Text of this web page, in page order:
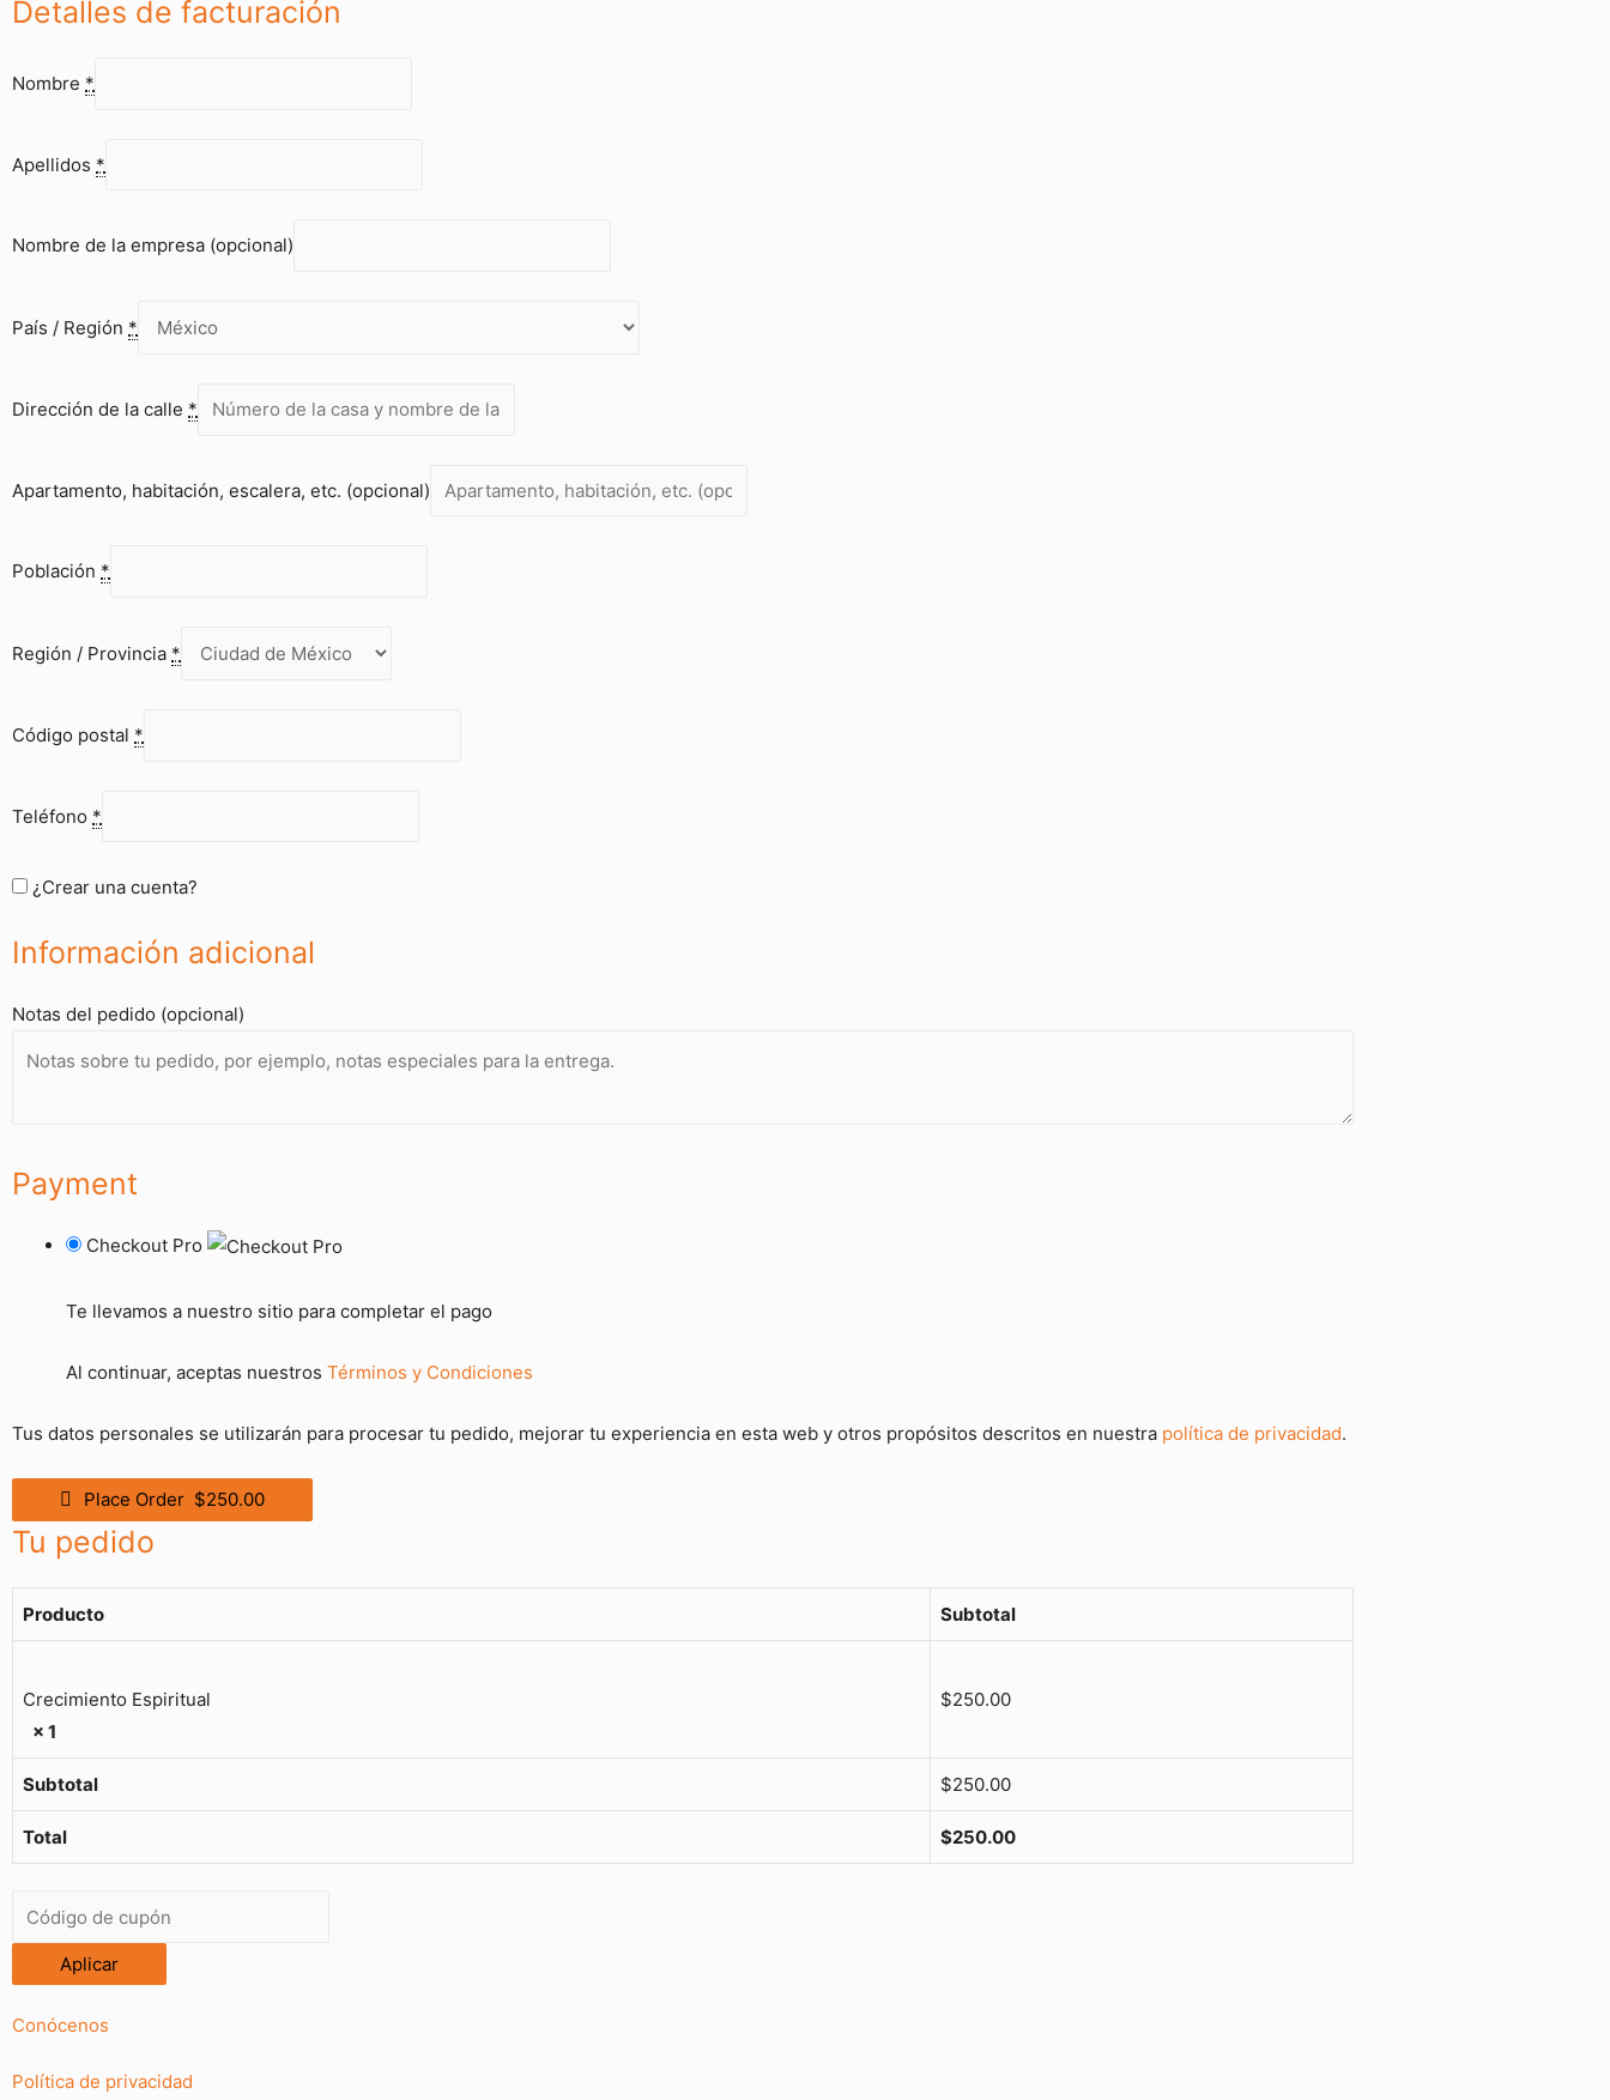
Detalles de facturación
Nombre *
Apellidos *
Nombre de la empresa (opcional)
País / Región *
Dirección de la calle *
Apartamento, habitación, escalera, etc. (opcional)
Población *
Región / Provincia *
Código postal *
Teléfono *
¿Crear una cuenta?
Información adicional
Notas del pedido (opcional)
Payment
Checkout Pro
Te llevamos a nuestro sitio para completar el pago
Al continuar, aceptas nuestros Términos y Condiciones
Tus datos personales se utilizarán para procesar tu pedido, mejorar tu experiencia en esta web y otros propósitos descritos en nuestra política de privacidad.
Place Order $250.00
Tu pedido
Producto Subtotal
Crecimiento Espiritual
× 1
$250.00
Subtotal $250.00
Total $250.00
Aplicar
Conócenos
Política de privacidad